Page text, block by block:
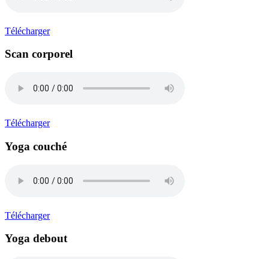
Télécharger
Scan corporel
Télécharger
Yoga couché
Télécharger
Yoga debout